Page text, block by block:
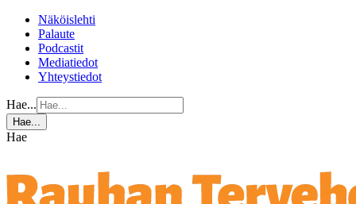
Näköislehti
Palaute
Podcastit
Mediatiedot
Yhteystiedot
Hae...
Hae...
Hae